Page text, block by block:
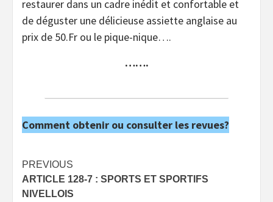
restaurer dans un cadre inédit et confortable et
de déguster une délicieuse assiette anglaise au
prix de 50.Fr ou le pique-nique….
…….
Comment obtenir ou consulter les revues?
Post
navigation
PREVIOUS
ARTICLE 128-7 : SPORTS ET SPORTIFS
NIVELLOIS